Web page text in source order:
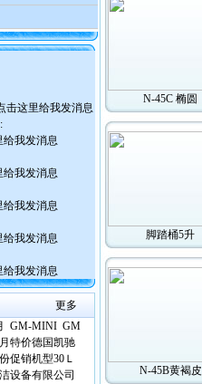
更多
GM-MINI GM
特价德国凯驰
促销机型30Ｌ
设备有限公司
N-45C 椭圆
脚踏桶5升
N-45B黄褐皮